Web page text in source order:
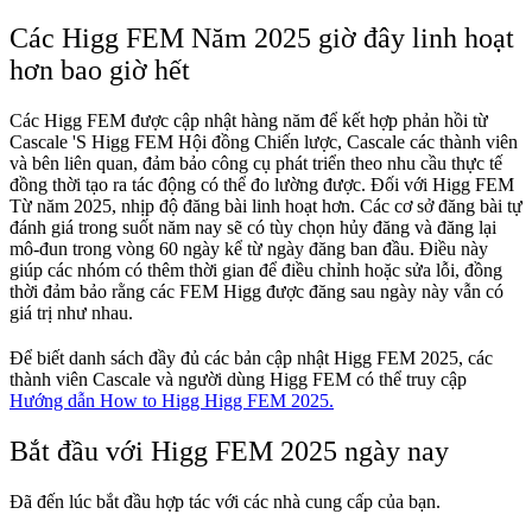
Các Higg FEM Năm 2025 giờ đây linh hoạt
hơn bao giờ hết
Các Higg FEM được cập nhật hàng năm để kết hợp phản hồi từ
Cascale 'S Higg FEM Hội đồng Chiến lược, Cascale các thành viên
và bên liên quan, đảm bảo công cụ phát triển theo nhu cầu thực tế
đồng thời tạo ra tác động có thể đo lường được. Đối với Higg FEM
Từ năm 2025, nhịp độ đăng bài linh hoạt hơn. Các cơ sở đăng bài tự
đánh giá trong suốt năm nay sẽ có tùy chọn hủy đăng và đăng lại
mô-đun trong vòng 60 ngày kể từ ngày đăng ban đầu. Điều này
giúp các nhóm có thêm thời gian để điều chỉnh hoặc sửa lỗi, đồng
thời đảm bảo rằng các FEM Higg được đăng sau ngày này vẫn có
giá trị như nhau.
Để biết danh sách đầy đủ các bản cập nhật Higg FEM 2025, các
thành viên Cascale và người dùng Higg FEM có thể truy cập
Hướng dẫn How to Higg Higg FEM 2025.
Bắt đầu với Higg FEM 2025 ngày nay
Đã đến lúc bắt đầu hợp tác với các nhà cung cấp của bạn.